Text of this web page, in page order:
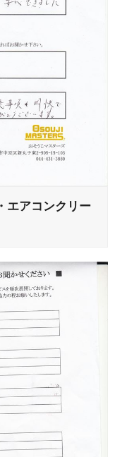
エアコンクリー